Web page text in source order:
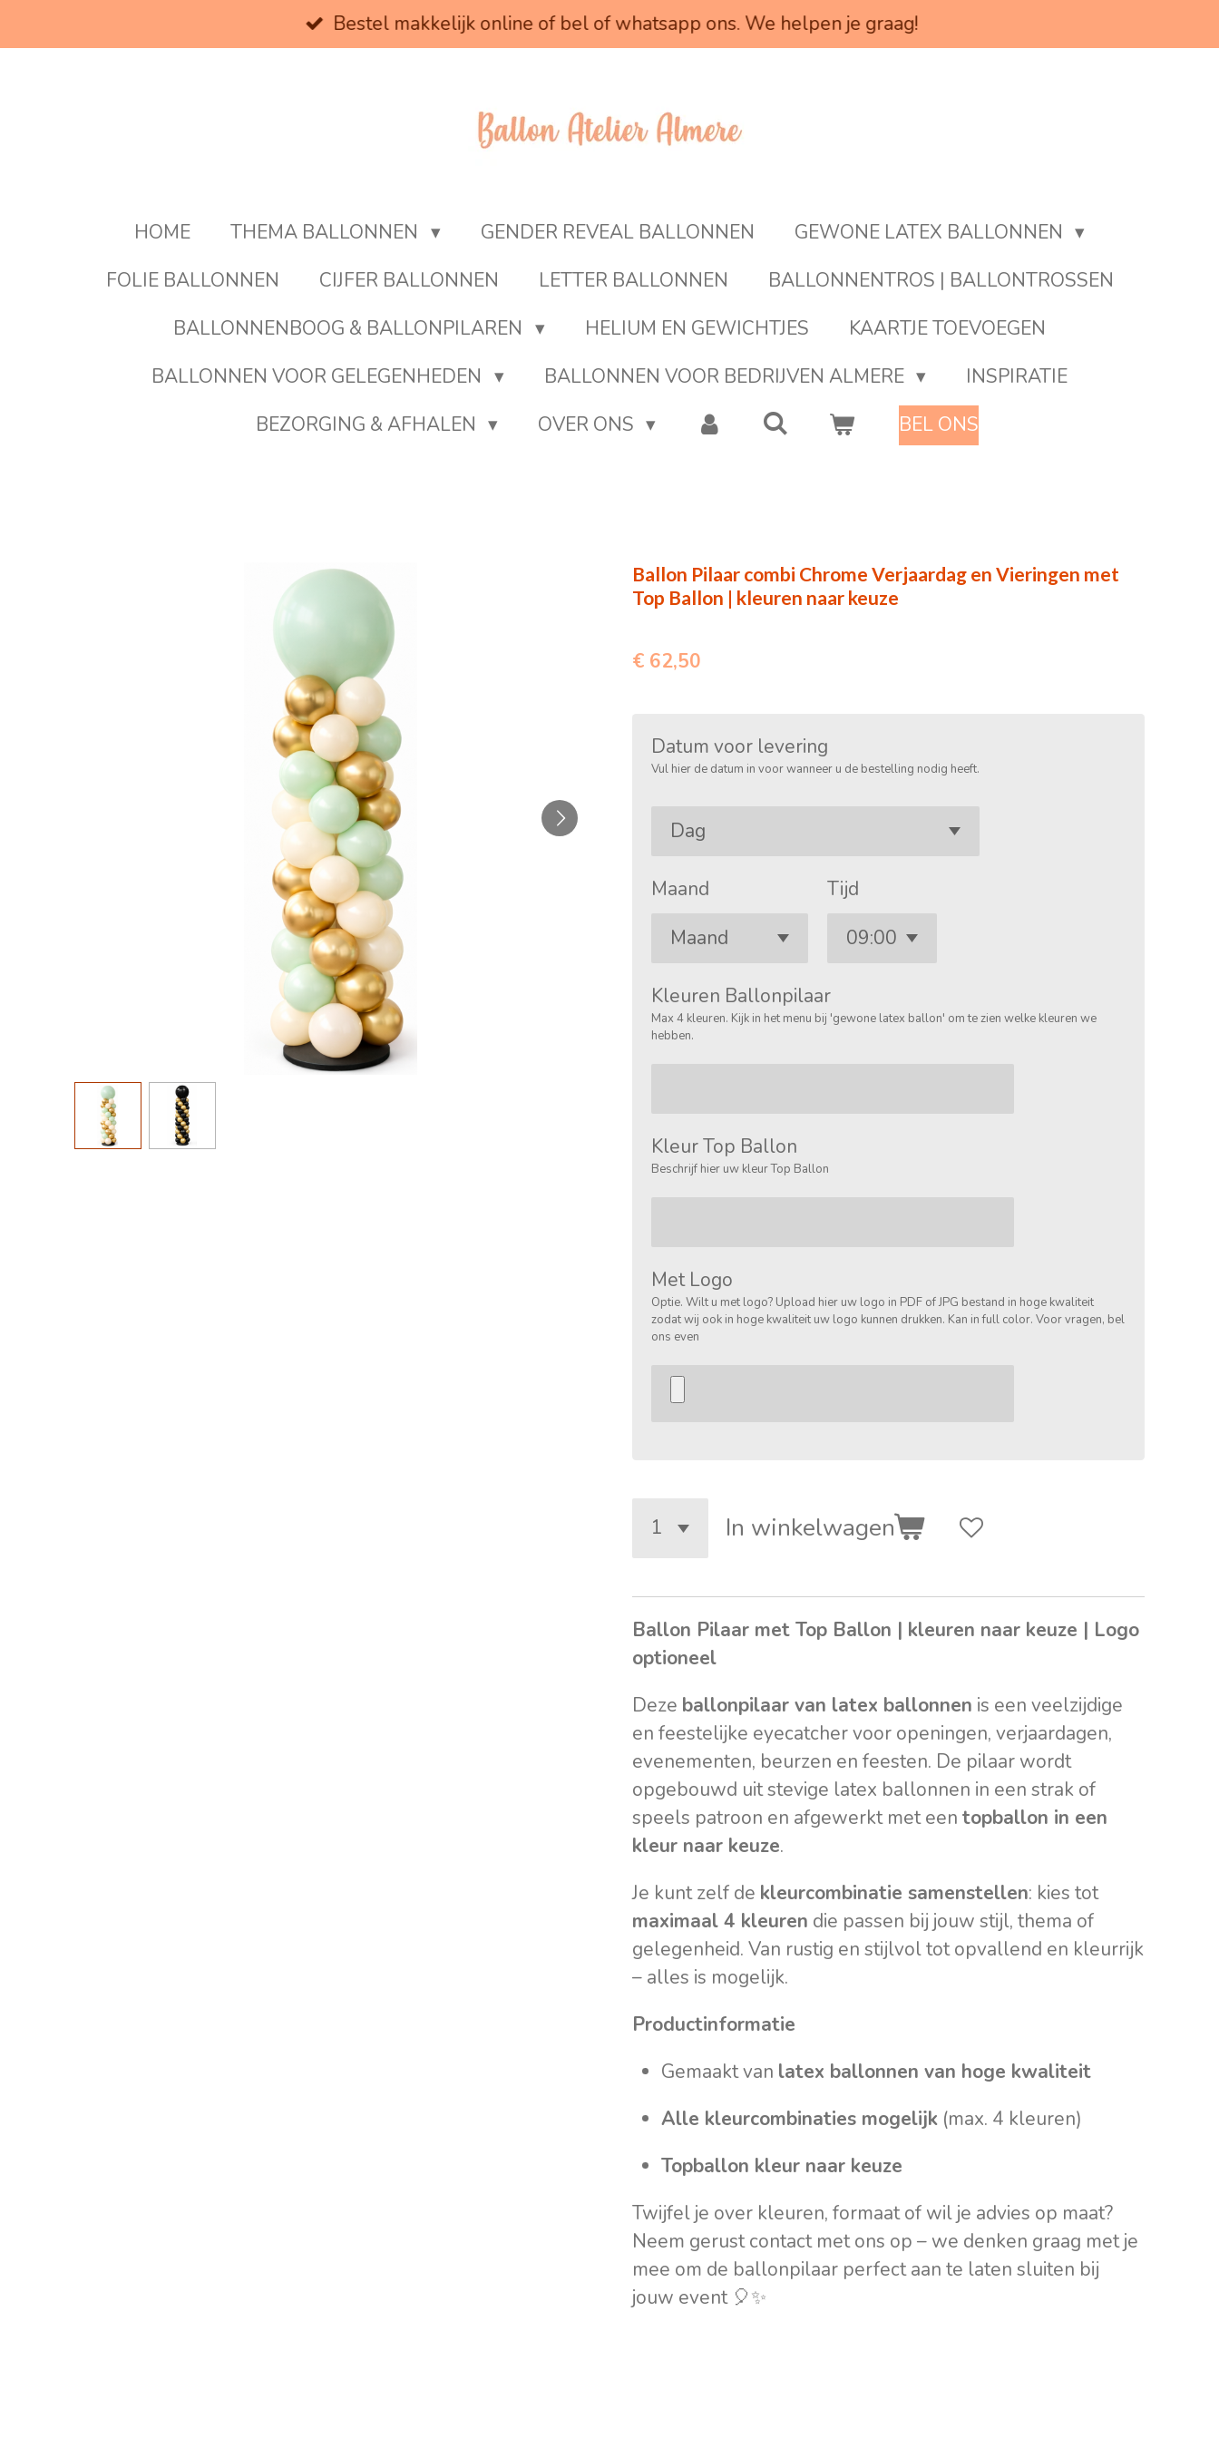
direct
Bestel makkelijk online of bel of whatsapp ons. We helpen je graag!
HOME THEMA BALLONNEN GENDER REVEAL BALLONNEN
GEWONE LATEX BALLONNEN
FOLIE BALLONNEN
CIJFER BALLONNEN LETTER BALLONNEN
BALLONNENTROS | BALLONTROSSEN
BALLONNENBOOG & BALLONPILAREN
HELIUM EN GEWICHTJES
KAARTJE TOEVOEGEN
BALLONNEN VOOR GELEGENHEDEN
BALLONNEN VOOR BEDRIJVEN ALMERE
INSPIRATIE
BEZORGING & AFHALEN
OVER ONS BEL ONS
Ballon Pilaar combi Chrome Verjaardag en Vieringen met
Top Ballon | kleuren naar keuze
€ 62,50
Datum voor levering
Vul hier de datum in voor wanneer u de bestelling nodig heeft.
Maand Tijd
Kleuren Ballonpilaar
Max 4 kleuren. Kijk in het menu bij 'gewone latex ballon' om te zien welke kleuren we
hebben.
Kleur Top Ballon
Beschrijf hier uw kleur Top Ballon
Met Logo
Optie. Wilt u met logo? Upload hier uw logo in PDF of JPG bestand in hoge kwaliteit
zodat wij ook in hoge kwaliteit uw logo kunnen drukken. Kan in full color. Voor vragen, bel
ons even
In winkelwagen
Ballon Pilaar met Top Ballon | kleuren naar keuze | Logo
optioneel
Deze ballonpilaar van latex ballonnen is een veelzijdige
en feestelijke eyecatcher voor openingen, verjaardagen,
evenementen, beurzen en feesten. De pilaar wordt
opgebouwd uit stevige latex ballonnen in een strak of
speels patroon en afgewerkt met een topballon in een
kleur naar keuze.
Je kunt zelf de kleurcombinatie samenstellen: kies tot
maximaal 4 kleuren die passen bij jouw stijl, thema of
gelegenheid. Van rustig en stijlvol tot opvallend en kleurrijk
– alles is mogelijk.
Productinformatie
Gemaakt van latex ballonnen van hoge kwaliteit
Alle kleurcombinaties mogelijk(max. 4 kleuren)
Topballon kleur naar keuze
Twijfel je over kleuren, formaat of wil je advies op maat?
Neem gerust contact met ons op – we denken graag met je
mee om de ballonpilaar perfect aan te laten sluiten bij
jouw event 🎈✨